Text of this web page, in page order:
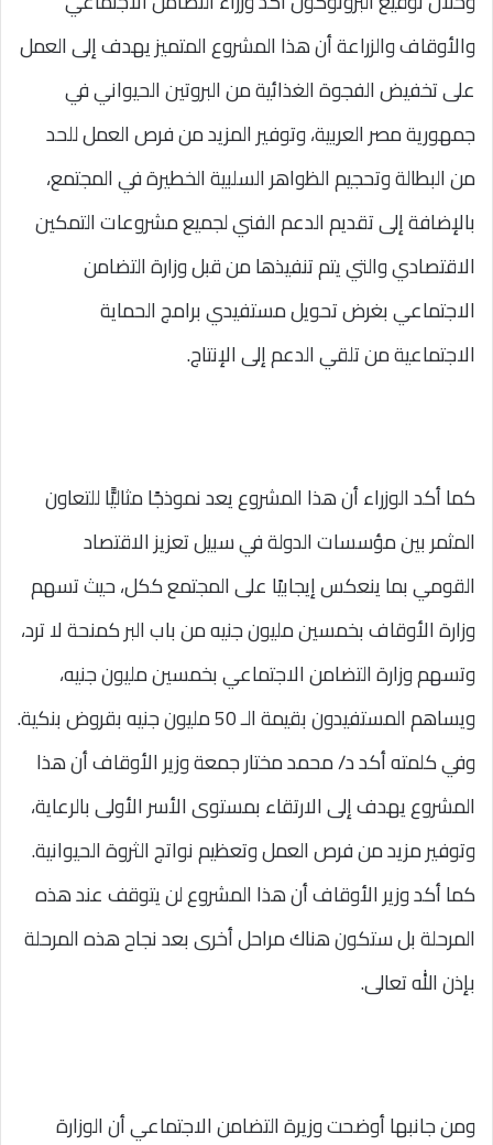
والأوقاف والزراعة أن هذا المشروع المتميز يهدف إلى العمل
على تخفيض الفجوة الغذائية من البروتين الحيواني في
جمهورية مصر العربية، وتوفير المزيد من فرص العمل للحد
من البطالة وتحجيم الظواهر السلبية الخطيرة في المجتمع،
بالإضافة إلى تقديم الدعم الفني لجميع مشروعات التمكين
الاقتصادي والتي يتم تنفيذها من قبل وزارة التضامن
الاجتماعي بغرض تحويل مستفيدي برامج الحماية
الاجتماعية من تلقي الدعم إلى الإنتاج.
كما أكد الوزراء أن هذا المشروع يعد نموذجًا مثاليًّا للتعاون
المثمر بين مؤسسات الدولة في سبيل تعزيز الاقتصاد
القومي بما ينعكس إيجابيًا على المجتمع ككل، حيث تسهم
وزارة الأوقاف بخمسين مليون جنيه من باب البر كمنحة لا ترد،
وتسهم وزارة التضامن الاجتماعي بخمسين مليون جنيه،
ويساهم المستفيدون بقيمة الـ 50 مليون جنيه بقروض بنكية.
وفي كلمته أكد د/ محمد مختار جمعة وزير الأوقاف أن هذا
المشروع يهدف إلى الارتقاء بمستوى الأسر الأولى بالرعاية،
وتوفير مزيد من فرص العمل وتعظيم نواتج الثروة الحيوانية.
كما أكد وزير الأوقاف أن هذا المشروع لن يتوقف عند هذه
المرحلة بل ستكون هناك مراحل أخرى بعد نجاح هذه المرحلة
بإذن الله تعالى.
ومن جانبها أوضحت وزيرة التضامن الاجتماعي أن الوزارة